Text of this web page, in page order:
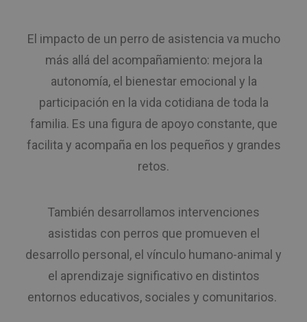
El impacto de un perro de asistencia va mucho
más allá del acompañamiento: mejora la
autonomía, el bienestar emocional y la
participación en la vida cotidiana de toda la
familia. Es una figura de apoyo constante, que
facilita y acompaña en los pequeños y grandes
retos.
También desarrollamos intervenciones
asistidas con perros que promueven el
desarrollo personal, el vínculo humano-animal y
el aprendizaje significativo en distintos
entornos educativos, sociales y comunitarios.